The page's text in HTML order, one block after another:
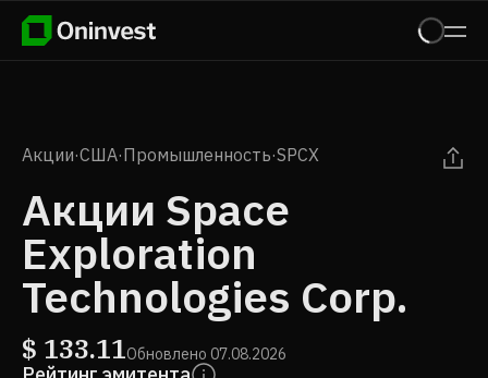
Акции·США·Промышленность·SPCX
Акции Space
Exploration
Technologies Corp.
$ 133.11Обновлено 07.08.2026